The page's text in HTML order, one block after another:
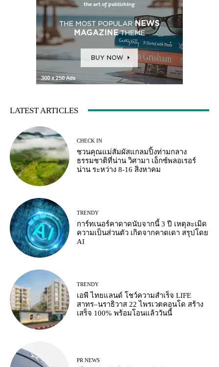
LATEST ARTICLES
CHECK IN
ชวนคุณแม่สัมผัสแกลมปิ้งท่ามกลาง
ธรรมชาติที่น่าน วิศามา เอ็กซ์พลอเรอร์
น่าน ระหว่าง 8-16 สิงหาคม
TRENDY
การ์ทเนอร์คาดาดนับจากนี้ 3 ปี เหตุละเมิด
ความเป็นส่วนตัว เกิดจากคาดเดา สรุปโดย
AI
TRENDY
เอพี ไทยแลนด์ โชว์ความสำเร็จ LIFE
สาทร–นราธิวาส 22 ไพรเวตคอนโด สร้าง
เสร็จ 100% พร้อมโอนแล้ววันนี้
PR NEWS